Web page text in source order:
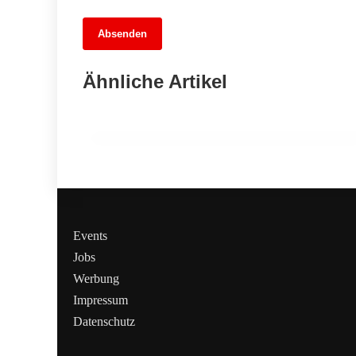
Absenden
Ähnliche Artikel
Bühnen im Nebel: Der finanzielle
Abstieg der Theater in Brandenburg
Events
Jobs
Werbung
Impressum
Datenschutz